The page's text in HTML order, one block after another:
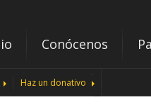
Conócenos
Haz un donativo